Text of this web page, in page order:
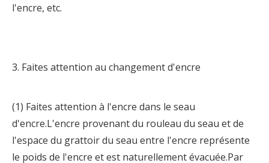
l'encre, etc.
3. Faites attention au changement d'encre
(1) Faites attention à l'encre dans le seau
d'encre.L'encre provenant du rouleau du seau et de
l'espace du grattoir du seau entre l'encre représente
le poids de l'encre et est naturellement évacuée.Par